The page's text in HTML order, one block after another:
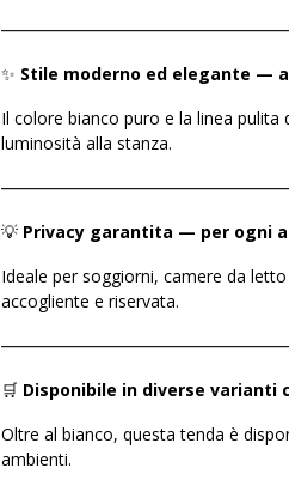
✨ Stile moderno ed elegante —
Il colore bianco puro e la linea
luminosità alla stanza.
💡 Privacy garantita — per ogni
Ideale per soggiorni, camere da
accogliente e riservata.
🛒 Disponibile in diverse
Oltre al bianco, questa tenda è
ambienti.